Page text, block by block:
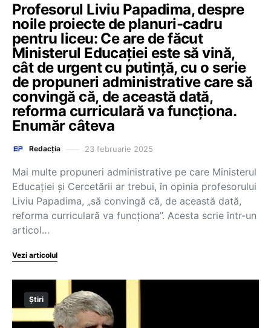
Profesorul Liviu Papadima, despre
noile proiecte de planuri-cadru
pentru liceu: Ce are de făcut
Ministerul Educației este să vină,
cât de urgent cu putință, cu o serie
de propuneri administrative care să
convingă că, de această dată,
reforma curriculară va funcționa.
Enumăr câteva
Redacția 23 februarie 2025
Mai multe propuneri administrative pe care Ministerul
Educației și Cercetării ar trebui, în opinia profesorului
Liviu Papadima, „să convingă că, de această dată,
reforma curriculară va funcționa”. Acesta scrie într-un
articol…
Vezi articolul
Știri